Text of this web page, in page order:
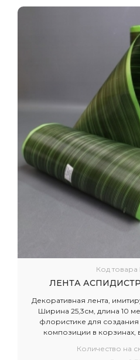
Код товара
ЛЕНТА АСПИДИСТР
Декоративная лента,
Ширина 25,3см, длина 10
флористике для
композиции в корзинах,
Количество на